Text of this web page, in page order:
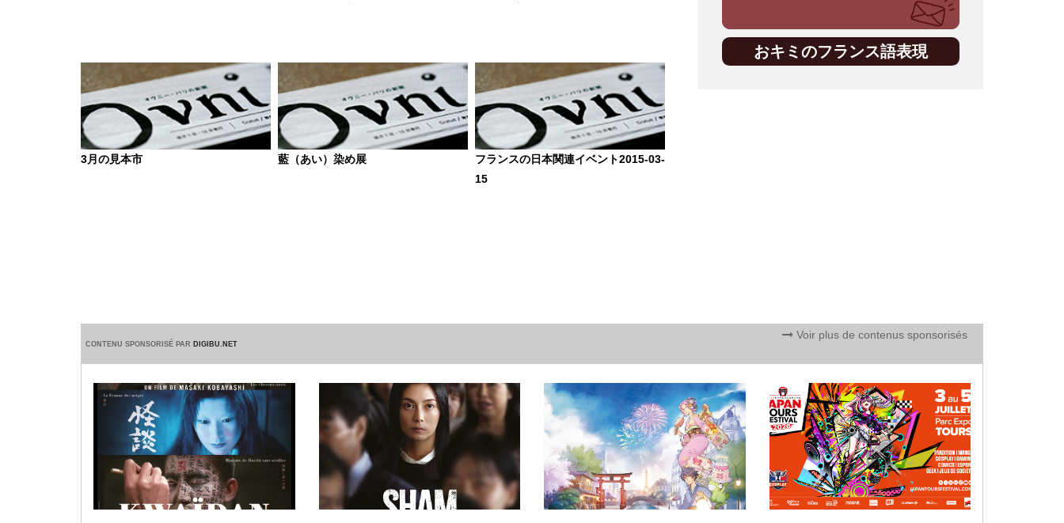
3月の見本市 藍（あい）染め展
フランスの日本関連イベント2015-03-
15
おキミのフランス語表現
CONTENU SPONSORISÉ PAR DIGIBU.NET
Voir plus de contenus sponsorisés